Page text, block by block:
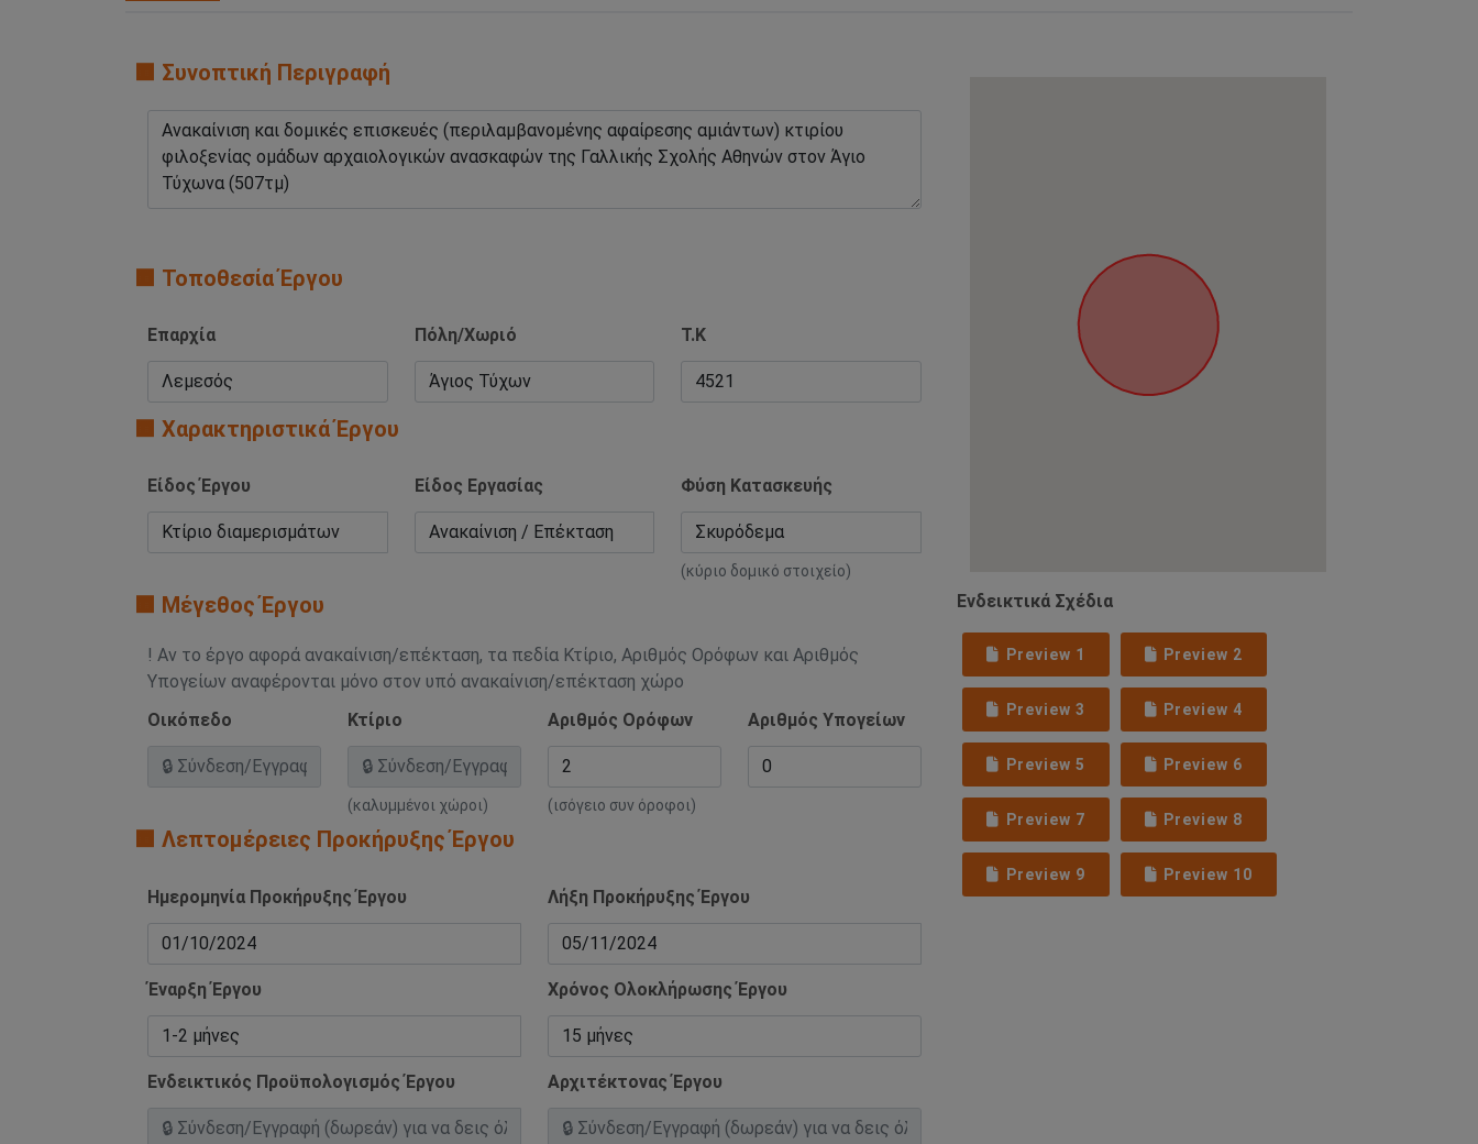
🟧 Συνοπτική Περιγραφή
🟧 Τοποθεσία Έργου
Επαρχία Πόλη/Χωριό Τ.Κ
🟧 Χαρακτηριστικά Έργου
Είδος Έργου Είδος Εργασίας Φύση Κατασκευής
(κύριο δομικό στοιχείο)
🟧 Μέγεθος Έργου
! Αν το έργο αφορά ανακαίνιση/επέκταση, τα πεδία Κτίριο, Αριθμός Ορόφων και Αριθμός
Υπογείων αναφέρονται μόνο στον υπό ανακαίνιση/επέκταση χώρο
Οικόπεδο
Κτίριο
(καλυμμένοι χώροι)
Αριθμός Ορόφων
(ισόγειο συν όροφοι)
Αριθμός Υπογείων
🟧 Λεπτομέρειες Προκήρυξης Έργου
Ημερομηνία Προκήρυξης Έργου Λήξη Προκήρυξης Έργου
Έναρξη Έργου Χρόνος Ολοκλήρωσης Έργου
Ενδεικτικός Προϋπολογισμός Έργου Αρχιτέκτονας Έργου
Ενδεικτικά Σχέδια
Preview 1 Preview 2
Preview 3 Preview 4
Preview 5 Preview 6
Preview 7 Preview 8
Preview 9 Preview 10